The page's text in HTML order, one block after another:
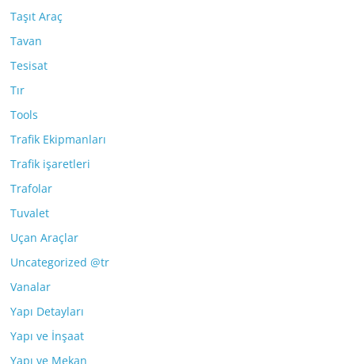
Taşıt Araç
Tavan
Tesisat
Tır
Tools
Trafik Ekipmanları
Trafik işaretleri
Trafolar
Tuvalet
Uçan Araçlar
Uncategorized @tr
Vanalar
Yapı Detayları
Yapı ve İnşaat
Yapı ve Mekan